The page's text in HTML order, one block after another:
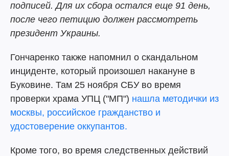
подписей. Для их сбора остался еще 91 день,
после чего петицию должен рассмотреть
президент Украины.
Гончаренко также напомнил о скандальном
инциденте, который произошел накануне в
Буковине. Там 25 ноября СБУ во время
проверки храма УПЦ ("МП") нашла методички из
москвы, российское гражданство и
удостоверение оккупантов.
Кроме того, во время следственных действий